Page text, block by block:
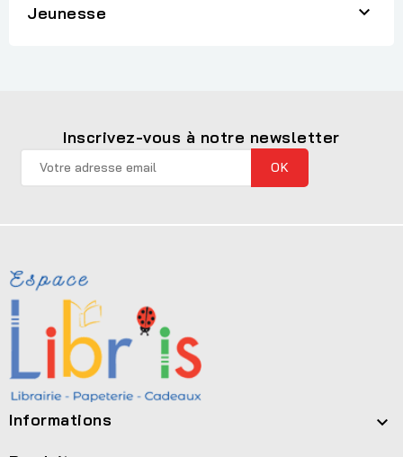
Jeunesse 
Inscrivez-vous à notre newsletter
Informations 